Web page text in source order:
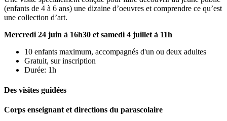
(enfants de 4 à 6 ans) une dizaine d’oeuvres et comprendre ce qu’est
une collection d’art.
Mercredi 24 juin à 16h30 et samedi 4 juillet à 11h
10 enfants maximum, accompagnés d'un ou deux adultes
Gratuit, sur inscription
Durée: 1h
Des visites guidées
Corps enseignant et directions du parascolaire